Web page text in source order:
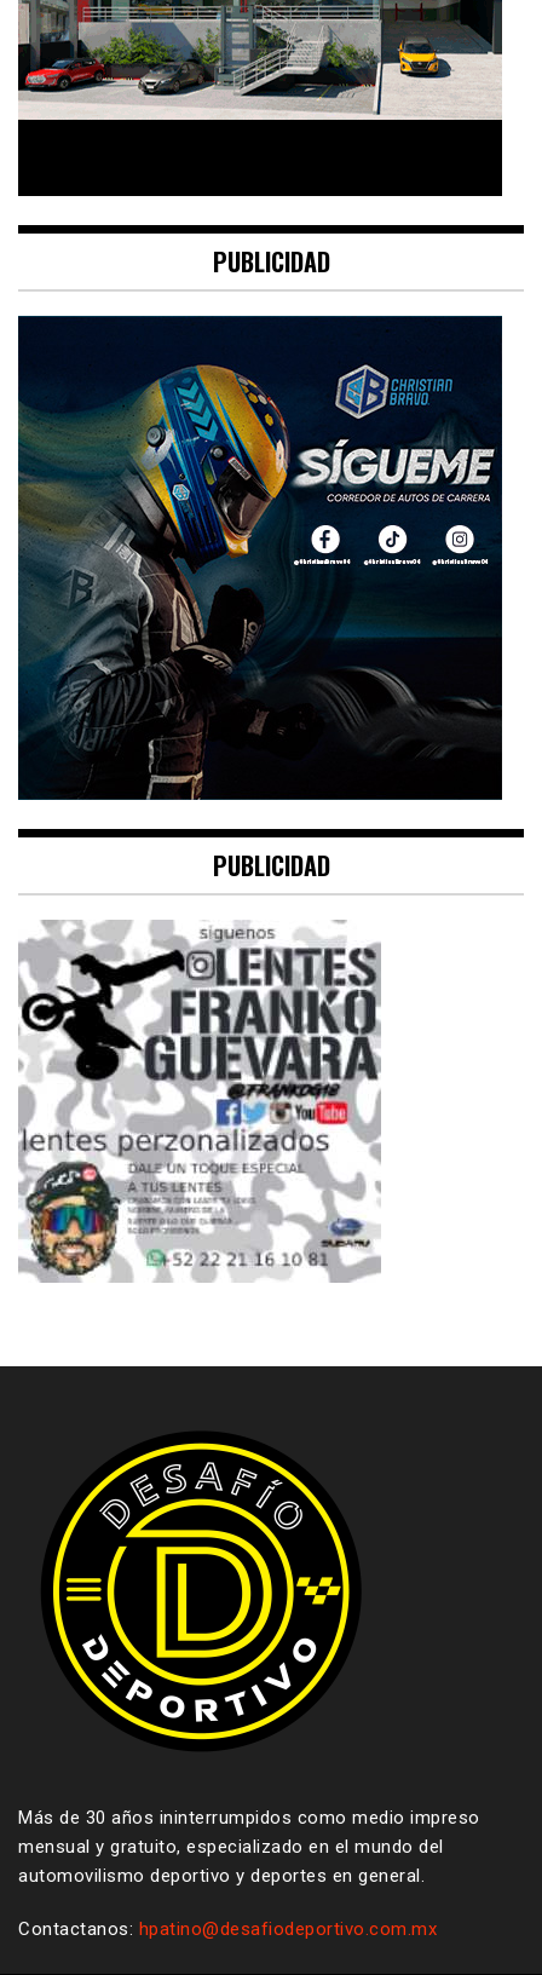
PUBLICIDAD
PUBLICIDAD
Más de 30 años ininterrumpidos como medio impreso
mensual y gratuito, especializado en el mundo del
automovilismo deportivo y deportes en general.
Contactanos: hpatino@desafiodeportivo.com.mx